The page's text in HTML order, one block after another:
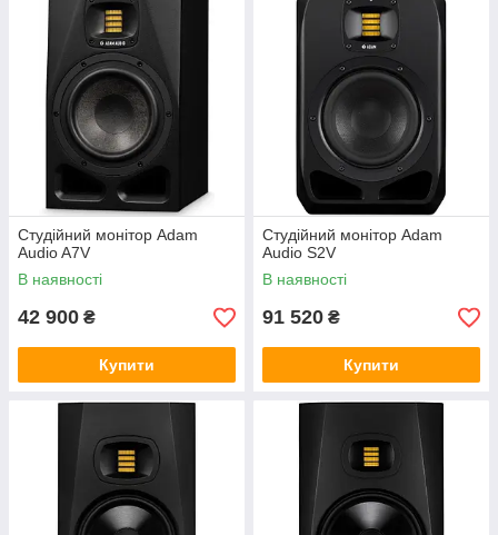
Студійний монітор Adam
Audio A7V
В наявності
42 900 ₴
Купити
Студійний монітор Adam
Audio S2V
В наявності
91 520 ₴
Купити